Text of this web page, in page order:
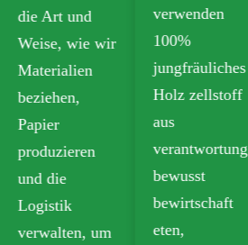
die Art und
Weise, wie wir
Materialien
beziehen,
Papier
produzieren
und die
Logistik
verwalten, um
verwenden
100%
jungfräuliches
Holz zellstoff
aus
verantwortung
bewusst
bewirtschaft
eten,